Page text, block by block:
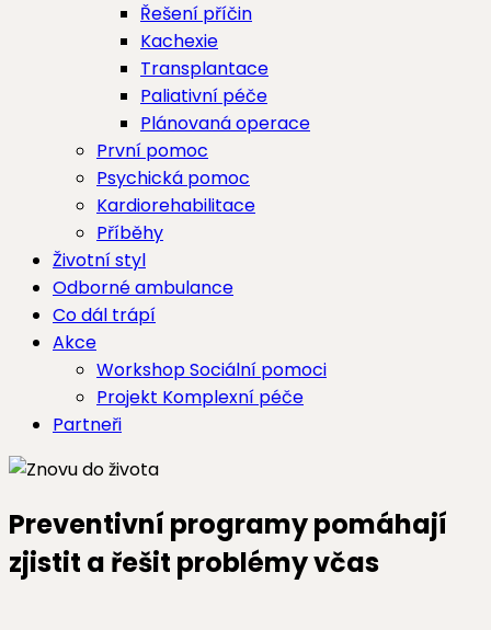
Řešení příčin
Kachexie
Transplantace
Paliativní péče
Plánovaná operace
První pomoc
Psychická pomoc
Kardiorehabilitace
Příběhy
Životní styl
Odborné ambulance
Co dál trápí
Akce
Workshop Sociální pomoci
Projekt Komplexní péče
Partneři
Preventivní programy pomáhají
zjistit a řešit problémy včas